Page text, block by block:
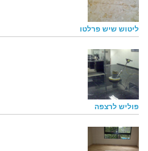
ליטוש שיש פרלטו
פוליש לרצפה